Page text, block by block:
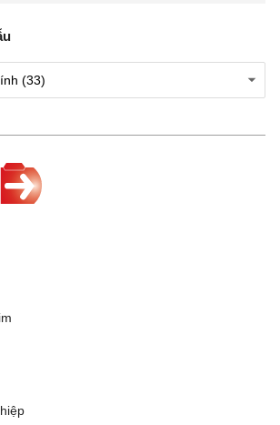
tên)
(Ký, ghi rõ họ tên)
nhân
tên)
Ban Giám đốc
(Ký, ghi rõ họ tên)